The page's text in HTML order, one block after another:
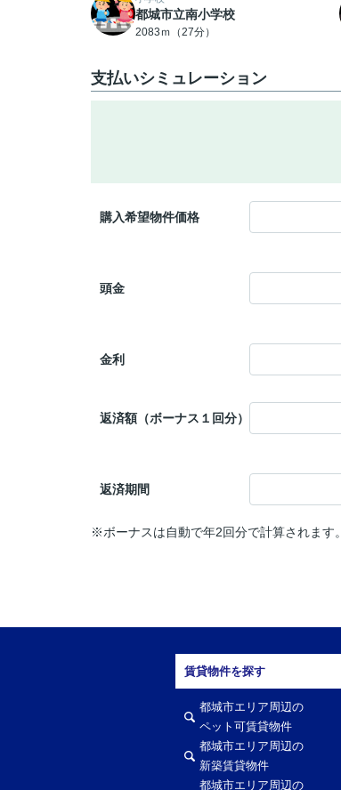
都城市立南小学校
2083ｍ（27分）
支払いシミュレーション
購入希望物件価格
頭金
金利
返済額（ボーナス１回分）
返済期間
※ボーナスは自動で年2回分で計算されます。
賃貸物件を探す
都城市エリア周辺の
ペット可賃貸物件
都城市エリア周辺の
新築賃貸物件
都城市エリア周辺の